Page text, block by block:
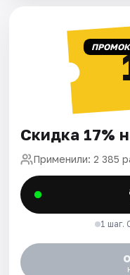
Скидка 17%
Применили: 2 385
1 шаг.